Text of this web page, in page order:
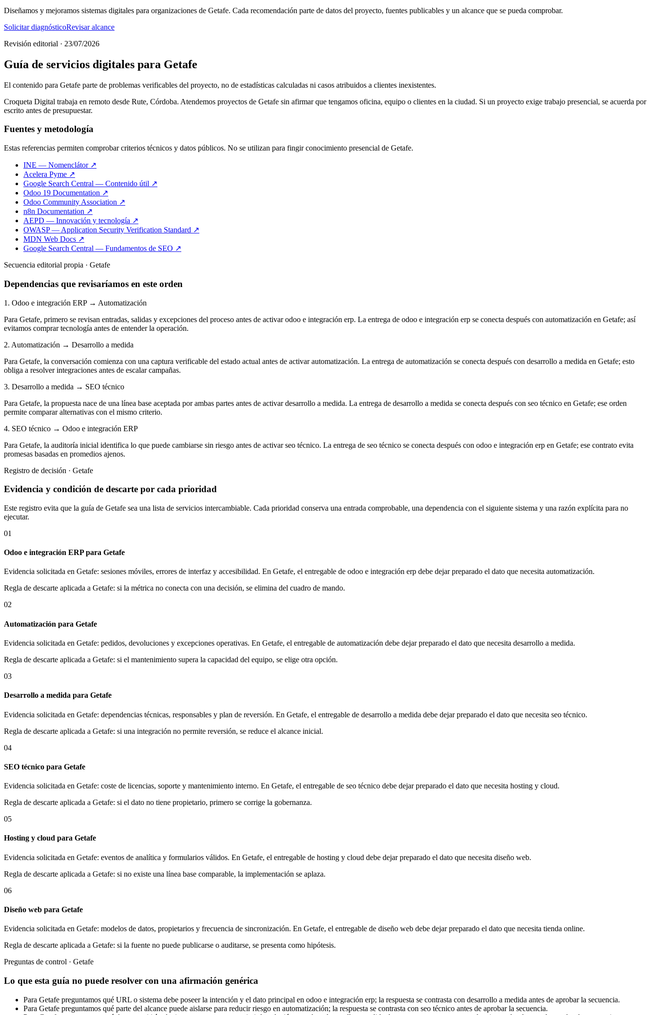
Diseñamos y mejoramos sistemas digitales para organizaciones de Getafe. Cada recomendación parte de datos del proyecto, fuentes publicables y un alcance que se pueda comprobar.
Solicitar diagnósticoRevisar alcance
Revisión editorial · 23/07/2026
Guía de servicios digitales para Getafe
El contenido para Getafe parte de problemas verificables del proyecto, no de estadísticas calculadas ni casos atribuidos a clientes inexistentes.
Croqueta Digital trabaja en remoto desde Rute, Córdoba. Atendemos proyectos de Getafe sin afirmar que tengamos oficina, equipo o clientes en la ciudad. Si un proyecto exige trabajo presencial, se acuerda por
escrito antes de presupuestar.
Fuentes y metodología
Estas referencias permiten comprobar criterios técnicos y datos públicos. No se utilizan para fingir conocimiento presencial de Getafe.
INE — Nomenclátor ↗
Acelera Pyme ↗
Google Search Central — Contenido útil ↗
Odoo 19 Documentation ↗
Odoo Community Association ↗
n8n Documentation ↗
AEPD — Innovación y tecnología ↗
OWASP — Application Security Verification Standard ↗
MDN Web Docs ↗
Google Search Central — Fundamentos de SEO ↗
Secuencia editorial propia · Getafe
Dependencias que revisaríamos en este orden
1. Odoo e integración ERP → Automatización
Para Getafe, primero se revisan entradas, salidas y excepciones del proceso antes de activar odoo e integración erp. La entrega de odoo e integración erp se conecta después con automatización en Getafe; así
evitamos comprar tecnología antes de entender la operación.
2. Automatización → Desarrollo a medida
Para Getafe, la conversación comienza con una captura verificable del estado actual antes de activar automatización. La entrega de automatización se conecta después con desarrollo a medida en Getafe; esto
obliga a resolver integraciones antes de escalar campañas.
3. Desarrollo a medida → SEO técnico
Para Getafe, la propuesta nace de una línea base aceptada por ambas partes antes de activar desarrollo a medida. La entrega de desarrollo a medida se conecta después con seo técnico en Getafe; ese orden
permite comparar alternativas con el mismo criterio.
4. SEO técnico → Odoo e integración ERP
Para Getafe, la auditoría inicial identifica lo que puede cambiarse sin riesgo antes de activar seo técnico. La entrega de seo técnico se conecta después con odoo e integración erp en Getafe; ese contrato evita
promesas basadas en promedios ajenos.
Registro de decisión · Getafe
Evidencia y condición de descarte por cada prioridad
Este registro evita que la guía de Getafe sea una lista de servicios intercambiable. Cada prioridad conserva una entrada comprobable, una dependencia con el siguiente sistema y una razón explícita para no
ejecutar.
01
Odoo e integración ERP para Getafe
Evidencia solicitada en Getafe: sesiones móviles, errores de interfaz y accesibilidad. En Getafe, el entregable de odoo e integración erp debe dejar preparado el dato que necesita automatización.
Regla de descarte aplicada a Getafe: si la métrica no conecta con una decisión, se elimina del cuadro de mando.
02
Automatización para Getafe
Evidencia solicitada en Getafe: pedidos, devoluciones y excepciones operativas. En Getafe, el entregable de automatización debe dejar preparado el dato que necesita desarrollo a medida.
Regla de descarte aplicada a Getafe: si el mantenimiento supera la capacidad del equipo, se elige otra opción.
03
Desarrollo a medida para Getafe
Evidencia solicitada en Getafe: dependencias técnicas, responsables y plan de reversión. En Getafe, el entregable de desarrollo a medida debe dejar preparado el dato que necesita seo técnico.
Regla de descarte aplicada a Getafe: si una integración no permite reversión, se reduce el alcance inicial.
04
SEO técnico para Getafe
Evidencia solicitada en Getafe: coste de licencias, soporte y mantenimiento interno. En Getafe, el entregable de seo técnico debe dejar preparado el dato que necesita hosting y cloud.
Regla de descarte aplicada a Getafe: si el dato no tiene propietario, primero se corrige la gobernanza.
05
Hosting y cloud para Getafe
Evidencia solicitada en Getafe: eventos de analítica y formularios válidos. En Getafe, el entregable de hosting y cloud debe dejar preparado el dato que necesita diseño web.
Regla de descarte aplicada a Getafe: si no existe una línea base comparable, la implementación se aplaza.
06
Diseño web para Getafe
Evidencia solicitada en Getafe: modelos de datos, propietarios y frecuencia de sincronización. En Getafe, el entregable de diseño web debe dejar preparado el dato que necesita tienda online.
Regla de descarte aplicada a Getafe: si la fuente no puede publicarse o auditarse, se presenta como hipótesis.
Preguntas de control · Getafe
Lo que esta guía no puede resolver con una afirmación genérica
Para Getafe preguntamos qué URL o sistema debe poseer la intención y el dato principal en odoo e integración erp; la respuesta se contrasta con desarrollo a medida antes de aprobar la secuencia.
Para Getafe preguntamos qué parte del alcance puede aislarse para reducir riesgo en automatización; la respuesta se contrasta con seo técnico antes de aprobar la secuencia.